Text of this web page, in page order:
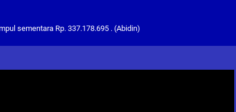
sementara Rp. 337.178.695 . (Abidin)